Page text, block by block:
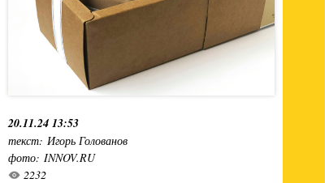
20.11.24 13:53
текст: Игорь Голованов
фото: INNOV.RU
2232